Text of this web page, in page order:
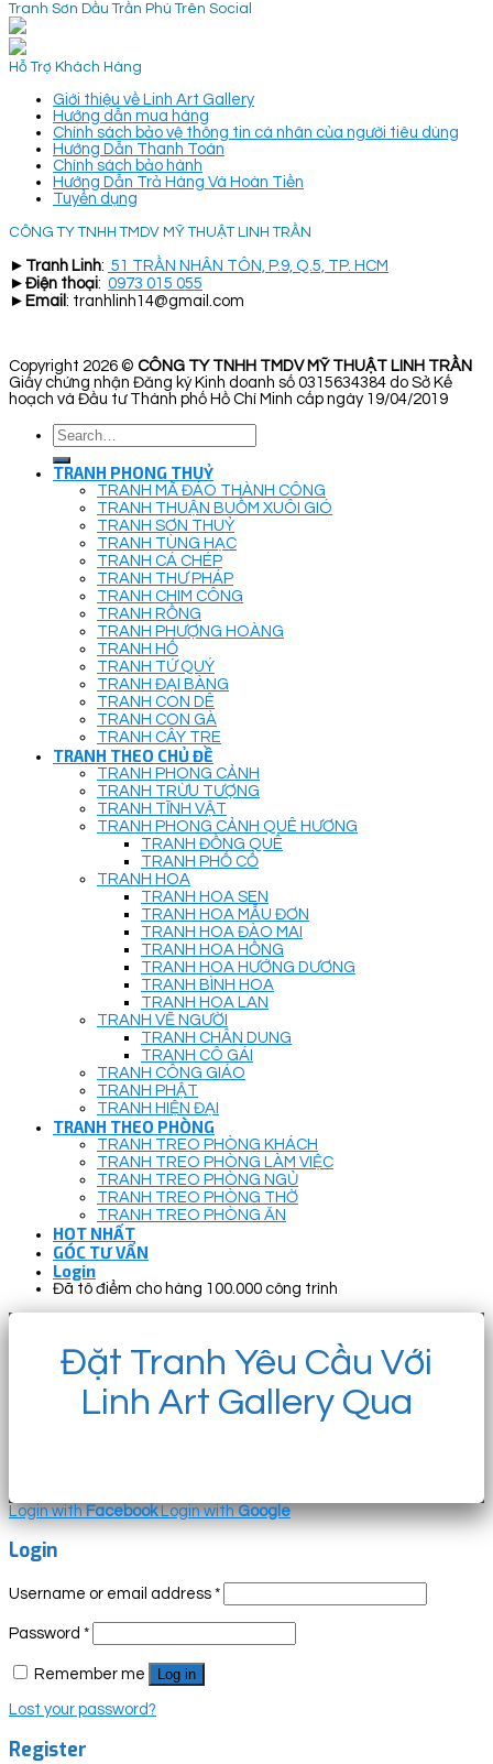
Tranh Sơn Dầu Trần Phú Trên Social
Hỗ Trợ Khách Hàng
Giới thiệu về Linh Art Gallery
Hướng dẫn mua hàng
Chính sách bảo vệ thông tin cá nhân của người tiêu dùng
Hướng Dẫn Thanh Toán
Chính sách bảo hành
Hướng Dẫn Trả Hàng Và Hoàn Tiền
Tuyển dụng
CÔNG TY TNHH TMDV MỸ THUẬT LINH TRẦN
► Tranh Linh: 51 TRẦN NHÂN TÔN, P.9, Q.5, TP. HCM
► Điện thoại: 0973 015 055
► Email : tranhlinh14@gmail.com
Copyright 2026 © CÔNG TY TNHH TMDV MỸ THUẬT LINH TRẦN
Giấy chứng nhận Đăng ký Kinh doanh số 0315634384 do Sở Kế
hoạch và Đầu tư Thành phố Hồ Chí Minh cấp ngày 19/04/2019
Search
for:
TRANH PHONG THUỶ
TRANH MÃ ĐÁO THÀNH CÔNG
TRANH THUẬN BUỒM XUÔI GIÓ
TRANH SƠN THUỶ
TRANH TÙNG HẠC
TRANH CÁ CHÉP
TRANH THƯ PHÁP
TRANH CHIM CÔNG
TRANH RỒNG
TRANH PHƯỢNG HOÀNG
TRANH HỔ
TRANH TỨ QUÝ
TRANH ĐẠI BÀNG
TRANH CON DÊ
TRANH CON GÀ
TRANH CÂY TRE
TRANH THEO CHỦ ĐỀ
TRANH PHONG CẢNH
TRANH TRỪU TƯỢNG
TRANH TĨNH VẬT
TRANH PHONG CẢNH QUÊ HƯƠNG
TRANH ĐỒNG QUÊ
TRANH PHỐ CỔ
TRANH HOA
TRANH HOA SEN
TRANH HOA MẪU ĐƠN
TRANH HOA ĐÀO MAI
TRANH HOA HỒNG
TRANH HOA HƯỚNG DƯƠNG
TRANH BÌNH HOA
TRANH HOA LAN
TRANH VẼ NGƯỜI
TRANH CHÂN DUNG
TRANH CÔ GÁI
TRANH CÔNG GIÁO
TRANH PHẬT
TRANH HIỆN ĐẠI
TRANH THEO PHÒNG
TRANH TREO PHÒNG KHÁCH
TRANH TREO PHÒNG LÀM VIỆC
TRANH TREO PHÒNG NGỦ
TRANH TREO PHÒNG THỜ
TRANH TREO PHÒNG ĂN
HOT NHẤT
GÓC TƯ VẤN
Login
Đã tô điểm cho hàng 100.000 công trình
Đặt Tranh Yêu Cầu Với
Linh Art Gallery Qua
Login withFacebook Login withGoogle
Login
Username or email address *
Password *
Remember me Log in
Lost your password?
Register